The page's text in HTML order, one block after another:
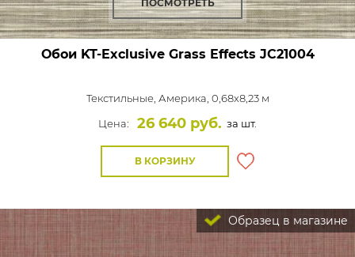
ПОСМОТРЕТЬ
Обои KT-Exclusive Grass Effects JC21004
Текстильные, Америка, 0,68x8,23 м
Цена:
26 640 руб. за шт.
В КОРЗИНУ
Образец в магазине